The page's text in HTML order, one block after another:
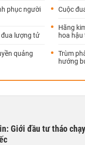
phục người
đua lượng tử
quảng
Cuộc
Hãng
hoa
Trùm
hướng
Giới đầu tư tháo